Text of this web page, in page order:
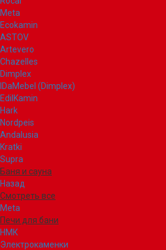
Meta
Ecokamin
ASTOV
Artevero
Chazelles
Dimplex
IDaMebel (Dimplex)
EdilKamin
Hark
Nordpeis
Andalusia
Kratki
Supra
Баня и сауна
Назад
Смотреть все
Meta
Печи для бани
НМК
Электрокаменки